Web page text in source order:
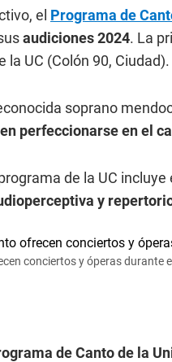
el Programa de
audiciones 2024. La
la UC (Colón 90, Ciudad).
soprano
perfeccionarse en el
de la UC incluye
y
conciertos y óperas durante
de Canto de la